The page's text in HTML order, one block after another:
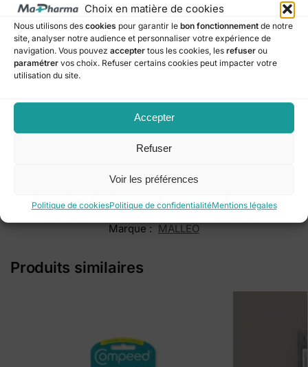
Choix en matière de cookies
Nous utilisons des cookies pour garantir le bon fonctionnement de notre
site, analyser notre audience et personnaliser votre expérience de
navigation. Vous pouvez accepter tous les cookies, les refuser ou
paramétrer vos choix. Refuser certains cookies peut impacter votre
utilisation du site.
Accepter
Refuser
Voir les préférences
Politique de cookiesPolitique de confidentialitéMentions légales
sous les vêtements ou dans des chaussures adaptées, offrant
un
maintien discret mais efficace
Cette orthèse combine parfaitementstabilité, confort et
praticité. Le système BOA protège l’articulation tout en restant
flexible selon les mouvements, tandis que le tissu doux et
journée.
choix sûr pour protéger la cheville, faciliter la rééducation et
Catégorie : Matériel medical
Marque :
MALLEO
Produits similaires